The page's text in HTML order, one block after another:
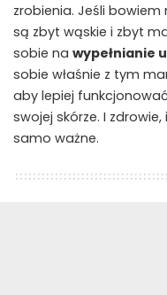
zrobienia. Jeśli
są zbyt wąskie i zbyt
sobie na wypełnianie
sobie właśnie z tym
aby lepiej
swojej skórze. I
samo ważne.